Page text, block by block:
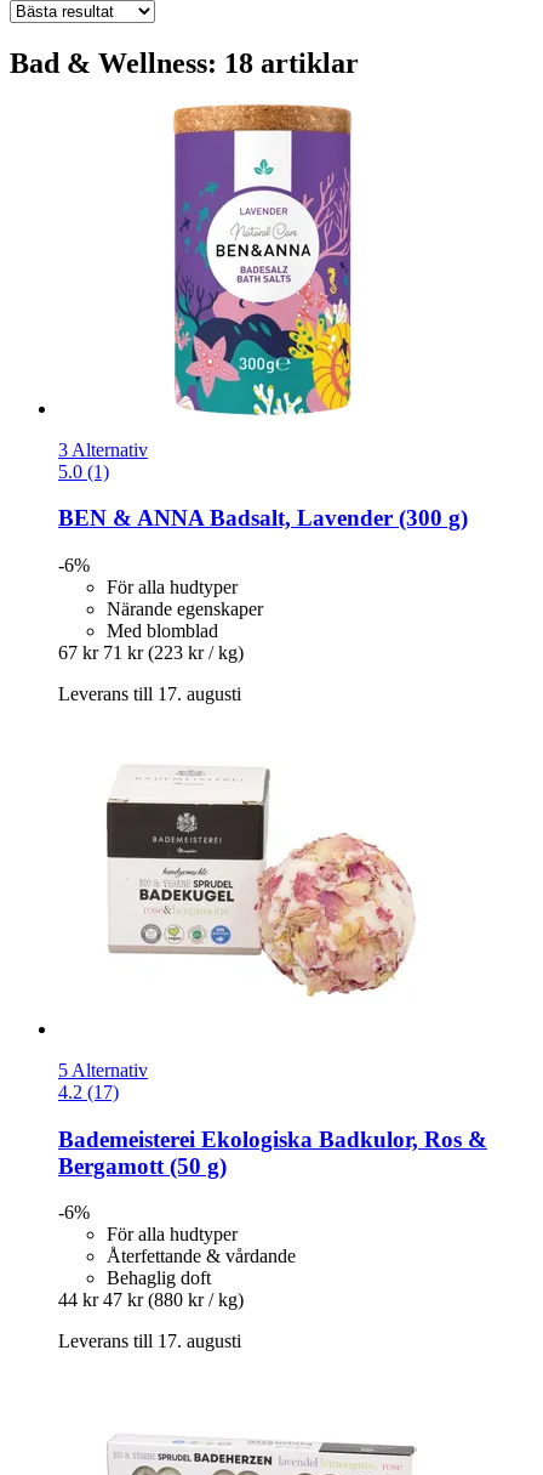
Bad & Wellness: 18 artiklar
3 Alternativ
5.0 (1)
BEN & ANNABadsalt, Lavender (300 g)
-6%
För alla hudtyper
Närande egenskaper
Med blomblad
67 kr 71 kr (223 kr / kg)
Leverans till 17. augusti
5 Alternativ
4.2 (17)
Bademeisterei Ekologiska Badkulor, Ros &
Bergamott (50 g)
-6%
För alla hudtyper
Återfettande & vårdande
Behaglig doft
44 kr 47 kr (880 kr / kg)
Leverans till 17. augusti